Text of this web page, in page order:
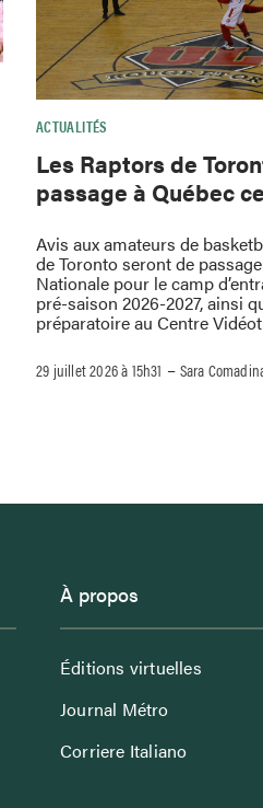
ACTUALITÉS
Les Raptors de
passage à Québec
Avis aux amateurs de
de Toronto seront de
Nationale pour le camp
pré-saison 2026-2027, ainsi
préparatoire au Centre
29 juillet 2026 à 15h31 –Sara
À propos
Éditions virtuelles
Journal Métro
Corriere Italiano